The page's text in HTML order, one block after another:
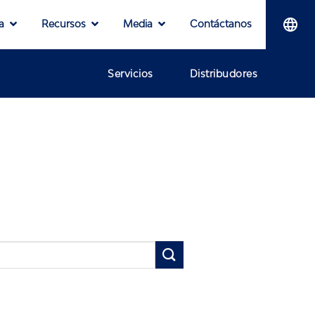
Recursos Media Contáctanos
Servicios Distribudores